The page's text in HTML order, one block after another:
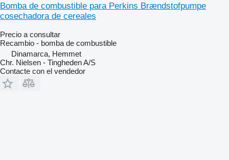
Bomba de combustible para Perkins Brændstofpumpe
cosechadora de cereales
Precio a consultar
Recambio - bomba de combustible
Dinamarca, Hemmet
Chr. Nielsen - Tingheden A/S
Contacte con el vendedor